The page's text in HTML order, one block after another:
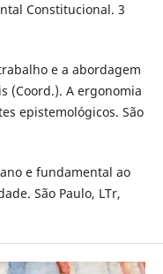
Constitucional. 3
e a abordagem
(Coord.). A ergonomia
epistemológicos. São
e fundamental ao
São Paulo, LTr,